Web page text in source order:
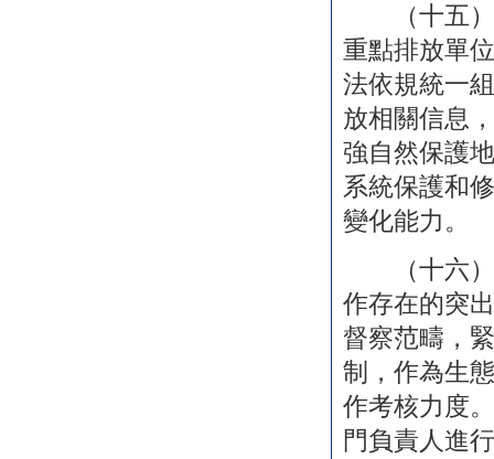
（十五）
重點排放單
法依規統一
放相關信息
強自然保護
系統保護和
變化能力。
（十六）
作存在的突
督察范疇，
制，作為生
作考核力度
門負責人進